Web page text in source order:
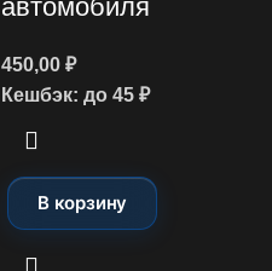
автомобиля
450,00 ₽
Кешбэк: до 45 ₽
В корзину